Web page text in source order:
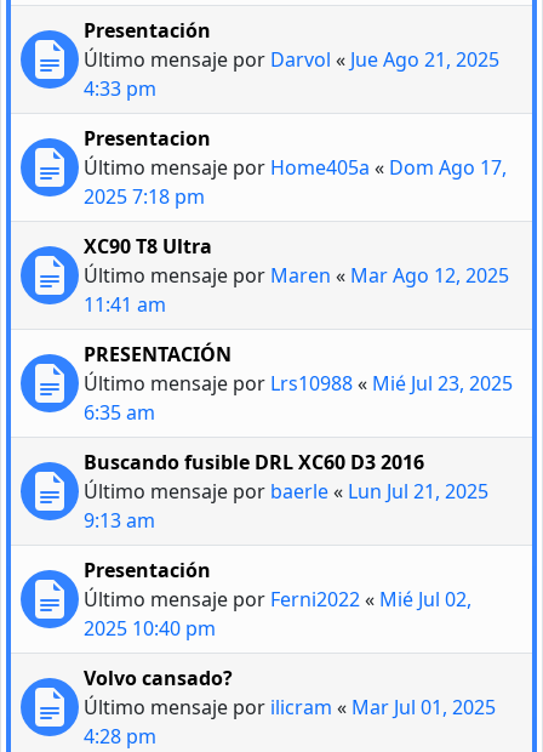
Presentación
Último mensaje por Darvol « Jue Ago 21, 2025
4:33 pm
Presentacion
Último mensaje por Home405a « Dom Ago 17,
2025 7:18 pm
XC90 T8 Ultra
Último mensaje por Maren « Mar Ago 12, 2025
11:41 am
PRESENTACIÓN
Último mensaje por Lrs10988« Mié Jul 23, 2025
6:35 am
Buscando fusible DRL XC60 D3 2016
Último mensaje por baerle« Lun Jul 21, 2025
9:13 am
Presentación
Último mensaje por Ferni2022« Mié Jul 02,
2025 10:40 pm
Volvo cansado?
Último mensaje por ilicram « Mar Jul 01, 2025
4:28 pm